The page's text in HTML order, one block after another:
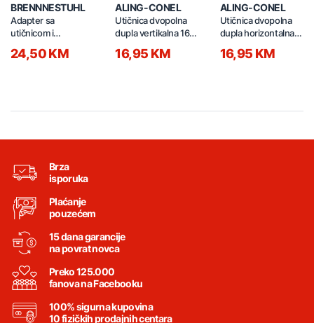
BRENNNESTUHL
Adapter sa
utičnicom i
1.5m 1508220
24,50 KM
ALING-CONEL
Utičnica dvopolna
dupla vertikalna 16A
16,95 KM
ALING-CONEL
Utičnica dvopolna
dupla horizontalna
16,95 KM
Brza
isporuka
Plaćanje
pouzećem
15 dana garancije
na povrat novca
Preko 125.000
fanova na Facebooku
100% sigurna kupovina
10 fizičkih prodajnih centara